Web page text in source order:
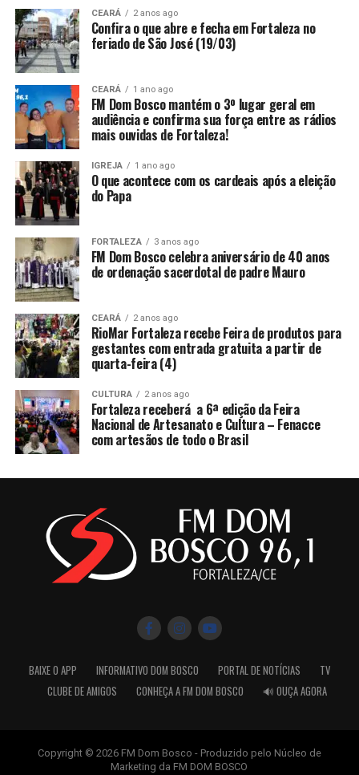
CEARÁ 2 anos ago
Confira o que abre e fecha em Fortaleza no
feriado de São José (19/03)
CEARÁ 1 ano ago
FM Dom Bosco mantém o 3º lugar geral em
audiência e confirma sua força entre as rádios
mais ouvidas de Fortaleza!
IGREJA 1 ano ago
O que acontece com os cardeais após a eleição
do Papa
FORTALEZA 3 anos ago
FM Dom Bosco celebra aniversário de 40 anos
de ordenação sacerdotal de padre Mauro
CEARÁ 2 anos ago
RioMar Fortaleza recebe Feira de produtos para
gestantes com entrada gratuita a partir de
quarta-feira (4)
CULTURA 2 anos ago
Fortaleza receberá a 6ª edição da Feira
Nacional de Artesanato e Cultura – Fenacce
com artesãos de todo o Brasil
BAIXE O APP INFORMATIVO DOM BOSCO PORTAL DE NOTÍCIAS
TV
CLUBE DE AMIGOS
CONHEÇA A FM DOM BOSCO 🔊 OUÇA AGORA
Copyright © 2026 FM Dom Bosco - Produzido pelo Núcleo de
Marketing da FM DOM BOSCO